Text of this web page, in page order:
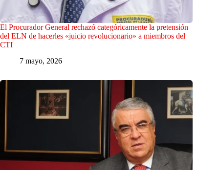
El Procurador General rechazó categóricamente la pretensión
del ELN de hacerles «juicio revolucionario» a miembros del
CTI
7 mayo, 2026